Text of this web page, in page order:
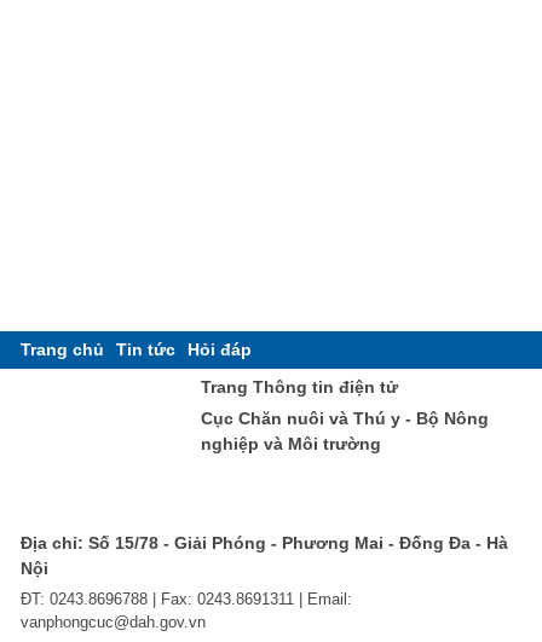
Trang chủ Tin tức
Hỏi đáp
Trang Thông tin điện tử
Cục Chăn nuôi và Thú y - Bộ Nông
nghiệp và Môi trường
Địa chỉ: Số 15/78 - Giải Phóng - Phương Mai - Đống Đa - Hà
Nội
ĐT: 0243.8696788 | Fax: 0243.8691311 | Email:
vanphongcuc@dah.gov.vn